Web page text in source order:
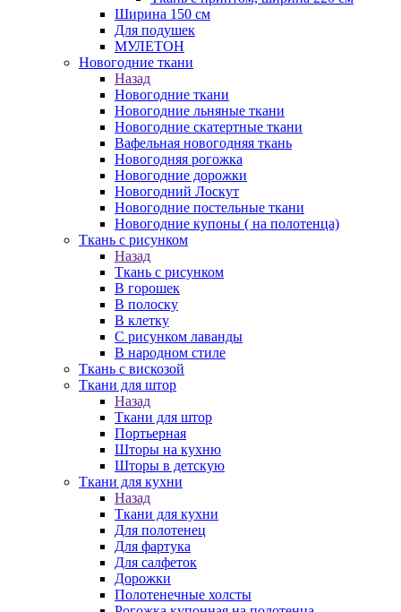
Ширина 150 см
Для подушек
МУЛЕТОН
Новогодние ткани
Назад
Новогодние ткани
Новогодние льняные ткани
Новогодние скатертные ткани
Вафельная новогодняя ткань
Новогодняя рогожка
Новогодние дорожки
Новогодний Лоскут
Новогодние постельные ткани
Новогодние купоны ( на полотенца)
Ткань с рисунком
Назад
Ткань с рисунком
В горошек
В полоску
В клетку
С рисунком лаванды
В народном стиле
Ткань с вискозой
Ткани для штор
Назад
Ткани для штор
Портьерная
Шторы на кухню
Шторы в детскую
Ткани для кухни
Назад
Ткани для кухни
Для полотенец
Для фартука
Для салфеток
Дорожки
Полотенечные холсты